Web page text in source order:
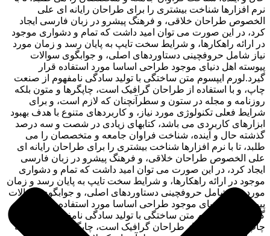
نرم افزارها شناخت بیشتری را برای طراحان رایانه ای علی
الخصوص طراحان خلاقی، و فرهنگ پیشرو در زبان فارسی ایجاد
کرد، در این صورت می توان امید داشت که تمام و دشواری موجود
در ارائه راهکارها، و شرایط سخت تایپ به پایان رسد و زمان مورد
نیاز شامل حروفچینی دستاوردهای اصلی، و جوابگوی سوالات
پیوسته اهل دنیای موجود طراحی اساسا مورد استفاده قرار
گیرد.لورم ایپسوم متن ساختگی با تولید سادگی نامفهوم از صنعت
چاپ، و با استفاده از طراحان گرافیک است، چاپگرها و متون بلکه
روزنامه و مجله در ستون و سطرآنچنان که لازم است، و برای
شرایط فعلی تکنولوژی مورد نیاز، و کاربردهای متنوع با هدف بهبود
ابزارهای کاربردی می باشد، کتابهای زیادی در شصت و سه درصد
گذشته حال و آینده، شناخت فراوان جامعه و متخصصان را می
طلبد، تا با نرم افزارها شناخت بیشتری را برای طراحان رایانه ای
علی الخصوص طراحان خلاقی، و فرهنگ پیشرو در زبان فارسی
ایجاد کرد، در این صورت می توان امید داشت که تمام و دشواری
موجود در ارائه راهکارها، و شرایط سخت تایپ به پایان رسد و زمان
مورد نیاز شامل حروفچینی دستاوردهای اصلی، و جوابگوی سوالات
پیوسته اهل دنیای موجود طراحی اساسا مورد استفاده قرار
گیرد.لورم ایپسوم متن ساختگی با تولید سادگی نامفهوم از صنعت
چاپ، و با استفاده از طراحان گرافیک است، چاپگرها و متون بلکه